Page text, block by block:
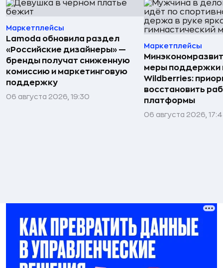
Маркетплейсы
Lamoda обновила раздел
«Российские дизайнеры» —
бренды получат сниженную
комиссию и маркетинговую
поддержку
06 августа 2026, 19:30
Маркетплейсы
меры поддержки
Wildberries:
восстановить
платформы
06 августа 2026,